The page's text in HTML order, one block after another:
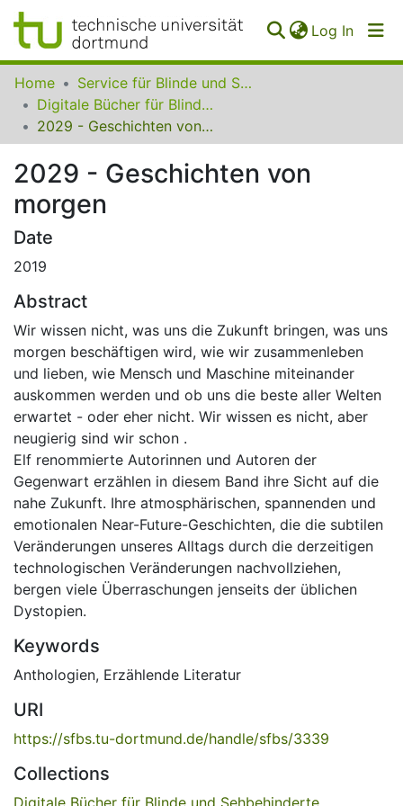
Log In
Communities
Collections
FAQ
Home
Service für Blinde und Sehbehinderte der UB Dortmund
Digitale Bücher für Blinde und Sehbehinderte
2029 - Geschichten von morgen
2029 - Geschichten von
morgen
Date
2019
Abstract
Wir wissen nicht, was uns die Zukunft bringen, was uns
morgen beschäftigen wird, wie wir zusammenleben
und lieben, wie Mensch und Maschine miteinander
auskommen werden und ob uns die beste aller Welten
erwartet - oder eher nicht. Wir wissen es nicht, aber
neugierig sind wir schon .
Elf renommierte Autorinnen und Autoren der
Gegenwart erzählen in diesem Band ihre Sicht auf die
nahe Zukunft. Ihre atmosphärischen, spannenden und
emotionalen Near-Future-Geschichten, die die subtilen
Veränderungen unseres Alltags durch die derzeitigen
technologischen Veränderungen nachvollziehen,
bergen viele Überraschungen jenseits der üblichen
Dystopien.
Keywords
Anthologien, Erzählende Literatur
URI
https://sfbs.tu-dortmund.de/handle/sfbs/3339
Collections
Digitale Bücher für Blinde und Sehbehinderte